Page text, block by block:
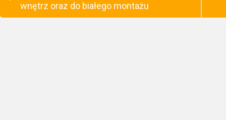
wnętrz oraz do białego montażu